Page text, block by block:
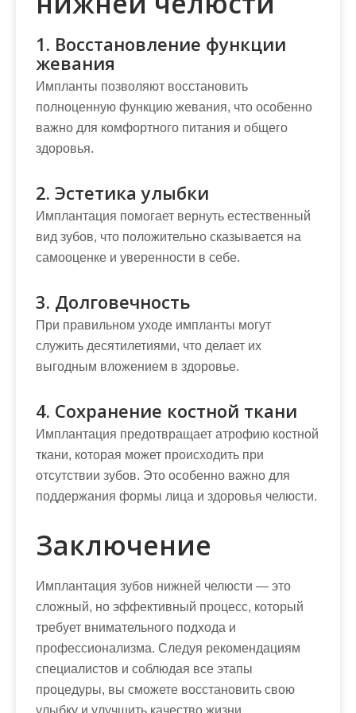
1. Восстановление функции
жевания
Импланты позволяют восстановить
полноценную функцию жевания, что особенно
важно для комфортного питания и общего
здоровья.
2. Эстетика улыбки
Имплантация помогает вернуть естественный
вид зубов, что положительно сказывается на
самооценке и уверенности в себе.
3. Долговечность
При правильном уходе импланты могут
служить десятилетиями, что делает их
выгодным вложением в здоровье.
4. Сохранение костной ткани
Имплантация предотвращает атрофию костной
ткани, которая может происходить при
отсутствии зубов. Это особенно важно для
поддержания формы лица и здоровья челюсти.
Заключение
Имплантация зубов нижней челюсти — это
сложный, но эффективный процесс, который
требует внимательного подхода и
профессионализма. Следуя рекомендациям
специалистов и соблюдая все этапы
процедуры, вы сможете восстановить свою
улыбку и улучшить качество жизни.